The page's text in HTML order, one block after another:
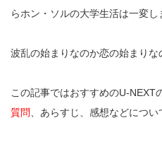
らホン・ソルの大学生活は一変し
波乱の始まりなのか恋の始まりな
この記事ではおすすめのU-NEXT
質問
、あらすじ、感想などにつ